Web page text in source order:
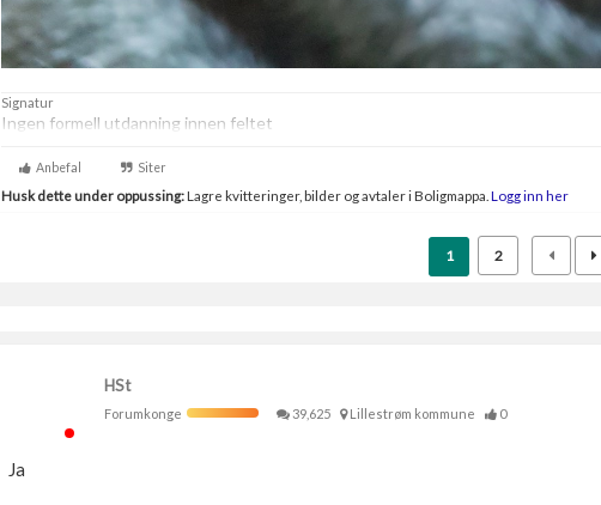
Signatur
Ingen formell utdanning innen feltet
Anbefal Siter
Husk dette under oppussing:Lagre kvitteringer, bilder og avtaler i Boligmappa. Logg inn her
1 2
HSt
Forumkonge
39,625 Lillestrøm kommune 0
Ja